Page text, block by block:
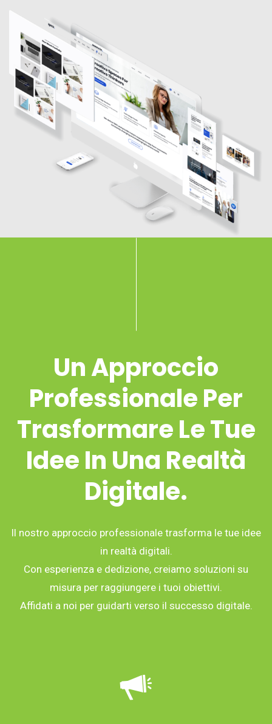
Un Approccio
Professionale Per
Trasformare Le Tue
Idee In Una Realtà
Digitale.
Il nostro approccio professionale trasforma le tue idee
in realtà digitali.
Con esperienza e dedizione, creiamo soluzioni su
misura per raggiungere i tuoi obiettivi.
Affidati a noi per guidarti verso il successo digitale.